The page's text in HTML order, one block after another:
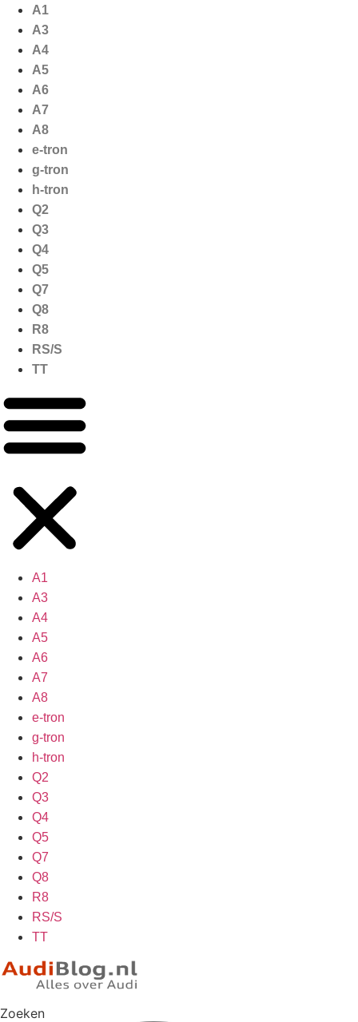
naar
inhoud
A1
A3
A4
A5
A6
A7
A8
e-tron
g-tron
h-tron
Q2
Q3
Q4
Q5
Q7
Q8
R8
RS/S
TT
A1
A3
A4
A5
A6
A7
A8
e-tron
g-tron
h-tron
Q2
Q3
Q4
Q5
Q7
Q8
R8
RS/S
TT
Zoeken